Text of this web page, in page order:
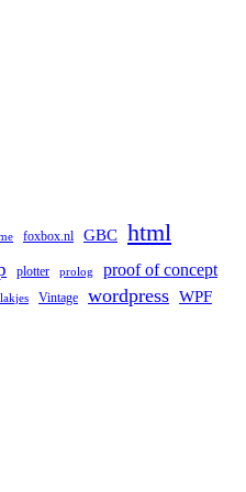
foxbox.nl GBC html
plotter prolog proof of concept
Vintage wordpress WPF